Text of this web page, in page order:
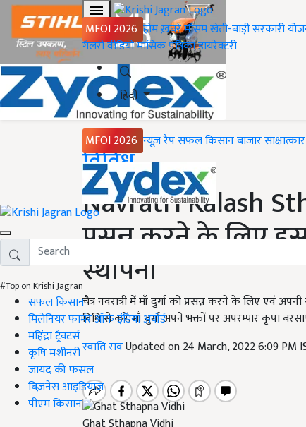
MFOI 2026 होमख़बरेंमौसमखेती-बाड़ीसरकारी
गैलरीवीडियोमासिक पत्रिकाडायरेक्टरी
हिंदी
MFOI 2026 न्यूज़ रैपसफल किसानबाजारसाक्षात्कार
#Top on Krishi Jagran
सफल किसान
मिलेनियर फार्मर ऑफ इंडिया अवॉर्ड
महिंद्रा ट्रैक्टर्स
कृषि मशीनरी
जायद की फसल
बिज़नेस आइडियाज
पीएम किसान
Home
विविध
Navratri Kalash
प्रसन्न करने के लिए
स्थापना
चैत्र नवरात्री में माँ दुर्गा को प्रसन्न करने के लिए एवं
विधि से करें. माँ दुर्गा अपने भक्तों पर अपरम्पार कृपा
स्वाति रावUpdated on 24 March, 2022 6:09 PM